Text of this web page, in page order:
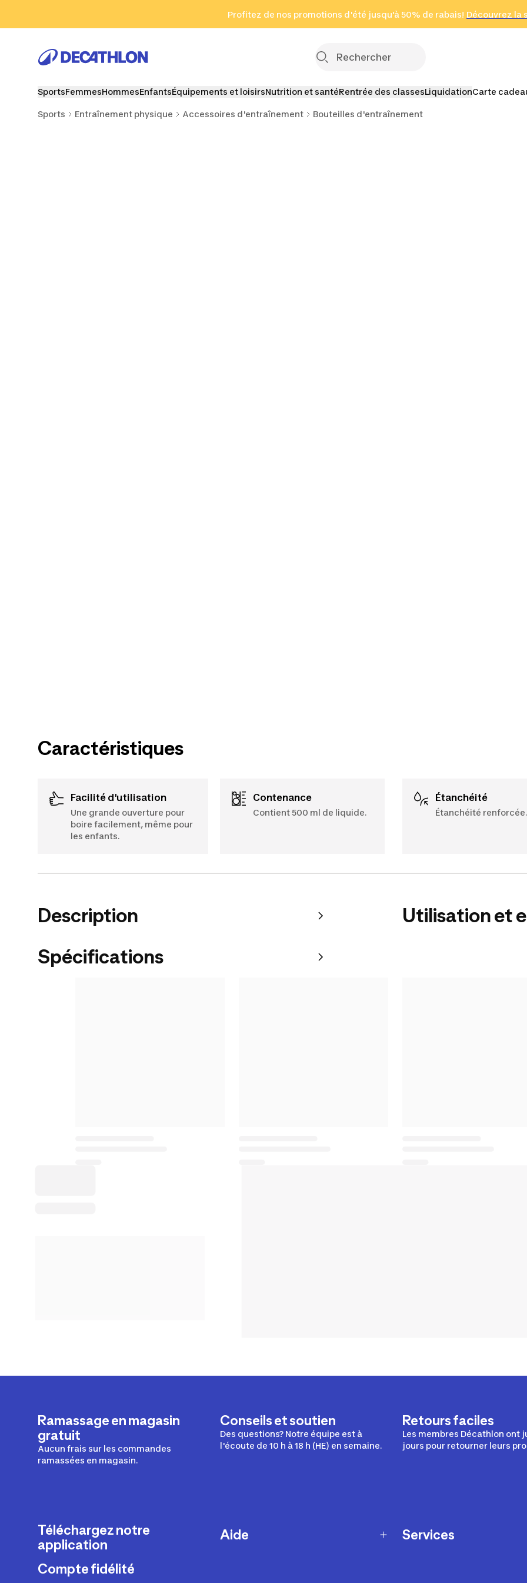
Aller au pied de page
Profitez de nos promotions d'été jusqu'à 50% de rabais! Découvrez la
Cliquez ici
en seulement 2
(Zones sélectionnées)
SportsFemmesHommesEnfantsÉquipements et loisirsNutrition et santéRentrée des classesLiquidationCarte
Sports Entraînement physique Accessoires d'entraînement Bouteilles d'entraînement
Caractéristiques
Facilité d'utilisation
Une grande ouverture pour
boire facilement, même pour
les enfants.
Contenance
Contient 500 ml de liquide.
Étanchéité
Étanchéité renforcée.
Description
Spécifications
Utilisation et
Ramassage en magasin
gratuit
Aucun frais sur les commandes
ramassées en magasin.
Conseils et soutien
Des questions? Notre équipe est à
l'écoute de 10 h à 18 h (HE) en semaine.
Retours faciles
Les membres Décathlon ont
jours pour retourner leurs
Téléchargez notre
application
Compte fidélité
Aide Services